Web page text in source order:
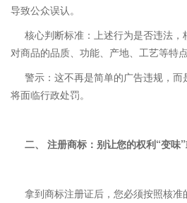
导致公众误认。
核心判断标准：上述行为是否违法
对商品的品质、功能、产地、工艺等特
警示：这不再是简单的广告违规，而
将面临行政处罚。
二、 注册商标：别让您的权利“变味
拿到商标注册证后，您必须按照核